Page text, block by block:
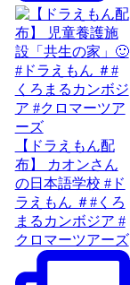
【ドラえもん配
布】 カオンさん
の日本語学校 #ド
ラえもん ＃#くろ
まるカンボジア #
クロマーツアーズ